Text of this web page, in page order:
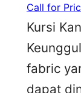
Call for
Kursi
fabric
dapat